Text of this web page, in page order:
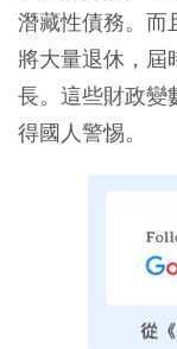
潛藏性債務。
將大量退休，屆
長。這些財政變
得國人警惕。